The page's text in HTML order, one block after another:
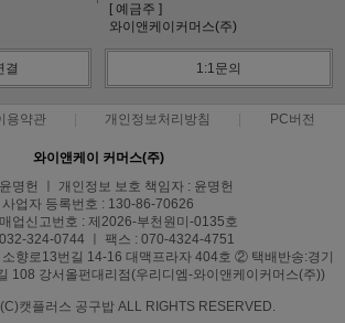
[ 예금주 ]
와이앤케이커머스(주)
결 1:1문의
용약관 개인정보처리방침 PC버전
와이앤케이 커머스(주)
명헌 ㅣ 개인정보 보호 책임자 : 윤명헌
사업자 등록번호 : 130-86-70626
업신고번호 : 제2026-부천원미-0135호
324-0744 ㅣ 팩스 : 070-4324-4751
향로13번길 14-16 대맥프라자 404호 ② 택배반송:경기
108 강서올펀대리점(우리디엠-와이앤케이커머스(주))
캣플러스 공구밥 ALL RIGHTS RESERVED.